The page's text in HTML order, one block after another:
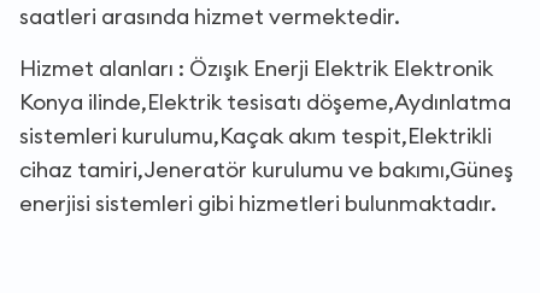
saatleri arasında hizmet vermektedir.
Hizmet alanları : Özışık Enerji Elektrik Elektronik
Konya ilinde,Elektrik tesisatı döşeme,Aydınlatma
sistemleri kurulumu,Kaçak akım tespit,Elektrikli
cihaz tamiri,Jeneratör kurulumu ve bakımı,Güneş
enerjisi sistemleri gibi hizmetleri bulunmaktadır.